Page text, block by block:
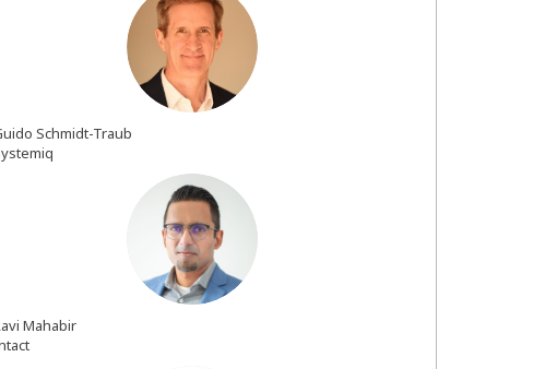
GS
Schmidt-Traub
RM
Mahabir